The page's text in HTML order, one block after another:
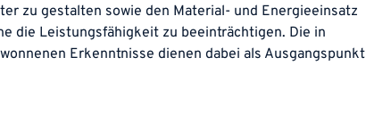
zu gestalten sowie den Material- und Energieeinsatz
die Leistungsfähigkeit zu beeinträchtigen. Die in
Erkenntnisse dienen dabei als Ausgangspunkt